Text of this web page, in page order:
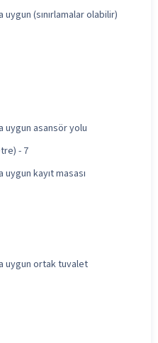
(sınırlamalar olabilir)
uygun asansör yolu
- 7
kayıt masası
uygun ortak tuvalet